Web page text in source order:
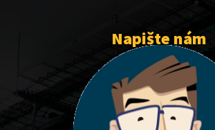
Napište nám